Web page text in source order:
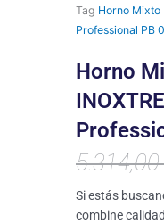
Tag Horno Mixto
Professional PB
Horno
5.314,00
Si estás
combine